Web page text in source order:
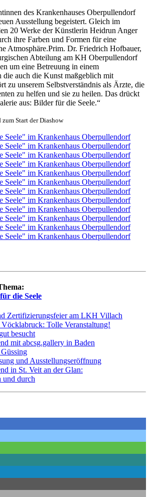
des Krankenhauses Oberpullendorf
Ausstellung begeistert. Gleich im
20 Werke der Künstlerin Heidrun Anger
ihre Farben und Formen für eine
Atmosphäre.Prim. Dr. Friedrich Hofbauer,
Abteilung am KH Oberpullendorf
um eine Betreuung in einem
die auch die Kunst maßgeblich mit
zu unserem Selbstverständnis als Ärzte, die
zu helfen und sie zu heilen. Das drückt
aus: Bilder für die Seele.“
Start der Diashow
die Seele
Zertifizierungsfeier am LKH Villach
Tolle Veranstaltung!
besucht
mit abcsg.gallery in Baden
und Ausstellungseröffnung
in St. Veit an der Glan:
und durch